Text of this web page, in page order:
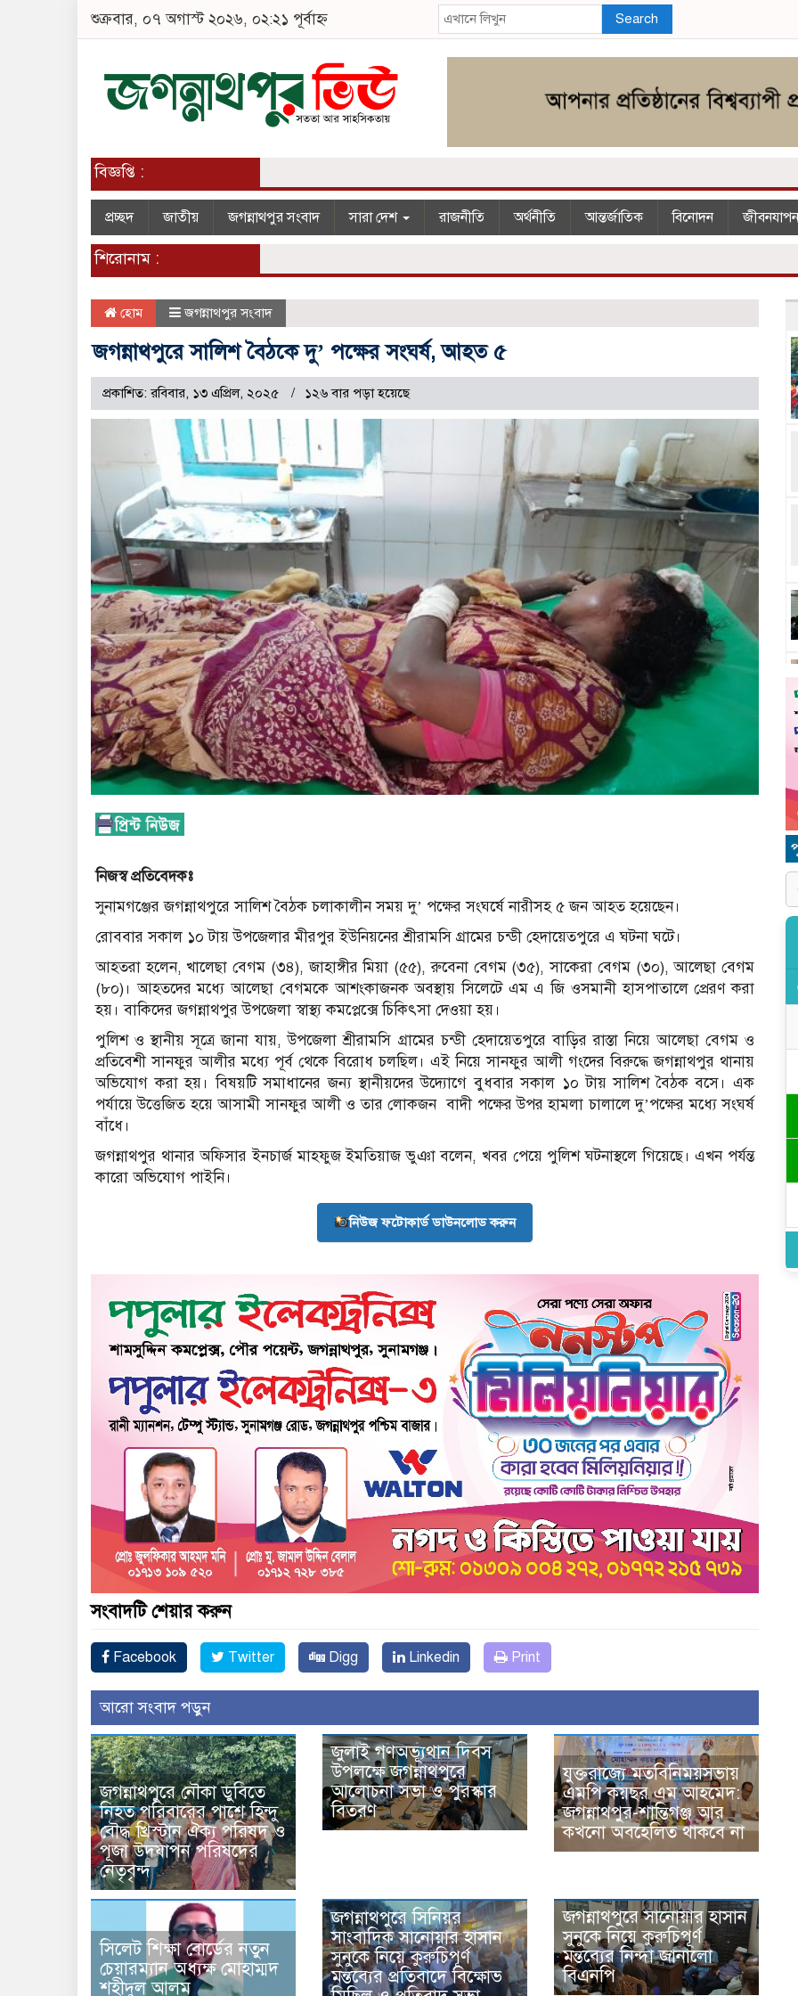
শুক্রবার, ০৭ অগাস্ট ২০২৬, ০২:২১ পূর্বাহ্ন Search
বিজ্ঞপ্তি :
প্রচ্ছদ জাতীয় জগন্নাথপুর সংবাদ সারা দেশ রাজনীতি অর্থনীতি আন্তর্জাতিক বিনোদন
শিরোনাম :
হোম জগন্নাথপুর সংবাদ
জগন্নাথপুরে সালিশ বৈঠকে দু’ পক্ষের সংঘর্ষ, আহত ৫
প্রকাশিত: রবিবার, ১৩ এপ্রিল, ২০২৫ ১২৬ বার পড়া হয়েছে
নিজস্ব প্রতিবেদকঃ
সুনামগঞ্জের জগন্নাথপুরে সালিশ বৈঠক চলাকালীন সময় দু’ পক্ষের সংঘর্ষে নারীসহ ৫ জন আহত হয়েছেন।
রোববার সকাল ১০ টায় উপজেলার মীরপুর ইউনিয়নের শ্রীরামসি গ্রামের চন্ডী হেদায়েতপুরে এ ঘটনা ঘটে।
আহতরা হলেন, খালেছা বেগম (৩৪), জাহাঙ্গীর মিয়া (৫৫), রুবেনা বেগম (৩৫), সাকেরা বেগম (৩০), আলেছা বেগম
(৮০)। আহতদের মধ্যে আলেছা বেগমকে আশংকাজনক অবস্থায় সিলেটে এম এ জি ওসমানী হাসপাতালে প্রেরণ করা
হয়। বাকিদের জগন্নাথপুর উপজেলা স্বাস্থ্য কমপ্লেক্সে চিকিৎসা দেওয়া হয়।
পুলিশ ও স্থানীয় সূত্রে জানা যায়, উপজেলা শ্রীরামসি গ্রামের চন্ডী হেদায়েতপুরে বাড়ির রাস্তা নিয়ে আলেছা বেগম ও
প্রতিবেশী সানফুর আলীর মধ্যে পূর্ব থেকে বিরোধ চলছিল। এই নিয়ে সানফুর আলী গংদের বিরুদ্ধে জগন্নাথপুর থানায়
অভিযোগ করা হয়। বিষয়টি সমাধানের জন্য স্থানীয়দের উদ্যোগে বুধবার সকাল ১০ টায় সালিশ বৈঠক বসে। এক
পর্যায়ে উত্তেজিত হয়ে আসামী সানফুর আলী ও তার লোকজন বাদী পক্ষের উপর হামলা চালালে দু’পক্ষের মধ্যে সংঘর্ষ
বাঁধে।
জগন্নাথপুর থানার অফিসার ইনচার্জ মাহফুজ ইমতিয়াজ ভুঞা বলেন, খবর পেয়ে পুলিশ ঘটনাস্থলে গিয়েছে। এখন পর্যন্ত
কারো অভিযোগ পাইনি।
নিউজ ফটোকার্ড ডাউনলোড করুন
সংবাদটি শেয়ার করুন
Facebook Twitter Digg Linkedin Print
আরো সংবাদ পড়ুন
জগন্নাথপুরে নৌকা ডুবিতে
নিহত পরিবারের পাশে হিন্দু
বৌদ্ধ খ্রিস্টান ঐক্য পরিষদ ও
পূজা উদযাপন পরিষদের
নেতৃবৃন্দ
জুলাই গণঅভ্যূথান দিবস
উপলক্ষে জগন্নাথপুরে
আলোচনা সভা ও পুরস্কার
বিতরণ
যুক্তরাজ্যে মতবিনিময়সভায়
এমপি কয়ছর এম আহমেদ:
জগন্নাথপুর-শান্তিগঞ্জ আর
কখনো অবহেলিত থাকবে না
সিলেট শিক্ষা বোর্ডের নতুন
চেয়ারম্যান অধ্যক্ষ মোহাম্মদ
শহীদুল আলম
জগন্নাথপুরে সিনিয়র
সাংবাদিক সানোয়ার হাসান
সুনুকে নিয়ে কুরুচিপূর্ণ
মন্তব্যের প্রতিবাদে বিক্ষোভ
জগন্নাথপুরে সানোয়ার হাসান
সুনুকে নিয়ে কুরুচিপূর্ণ
মন্তব্যের নিন্দা জানালো
বিএনপি